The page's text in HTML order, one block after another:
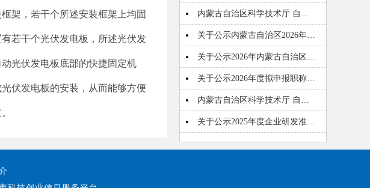
架，若干个所述安装框架上均固
若干个光伏发电板，所述光伏发
光伏发电板底部的快捷固定机
光伏发电板的安装，从而能够方便
内蒙古自治区科学技术厅 自…
关于公示内蒙古自治区2026年…
关于公示2026年内蒙古自治区…
关于公示2026年度拟申报职称…
内蒙古自治区科学技术厅 自…
关于公示2025年度企业研发准…